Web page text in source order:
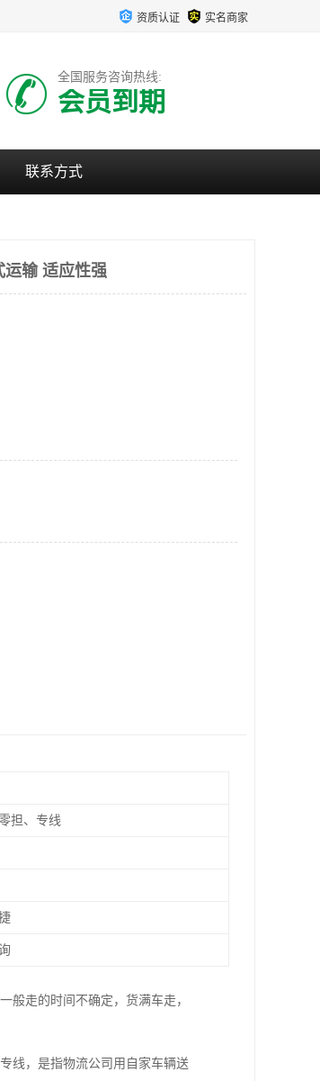
资质认证 实名商家
全国服务咨询热线:
会员到期
联系方式
运输 适应性强
担、专线
般走的时间不确定，货满车走，
线，是指物流公司用自家车辆送